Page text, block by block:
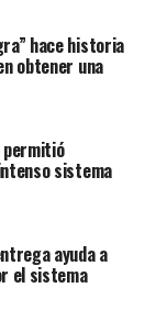
hace historia
obtener una
permitió
sistema
ayuda a
el sistema